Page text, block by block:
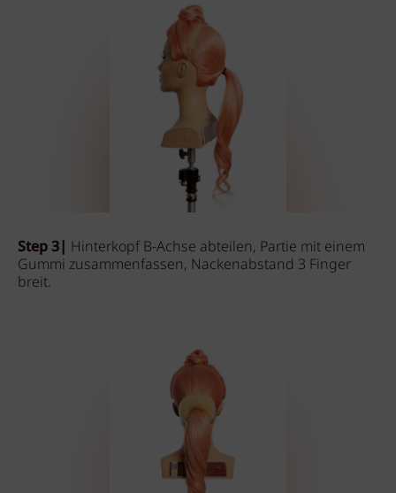
Step 3| Hinterkopf B-Achse abteilen, Partie mit einem
Gummi zusammenfassen, Nackenabstand 3 Finger
breit.